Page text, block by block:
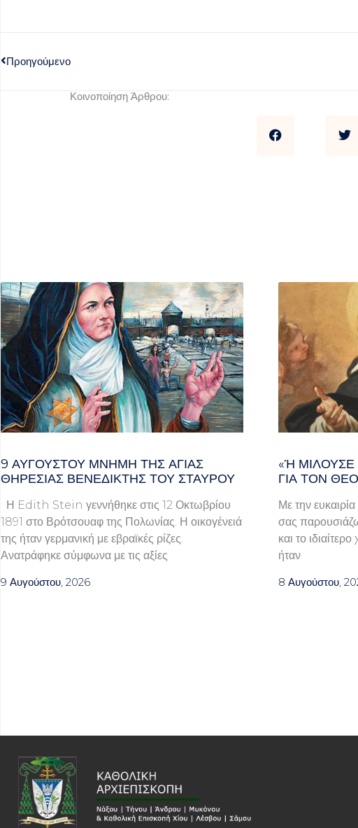
Προηγούμενο
Κοινοποίηση Άρθρου:
9 ΑΥΓΟΥΣΤΟΥ ΜΝΗΜΗ ΤΗΣ ΑΓΙΑΣ
ΘΗΡΕΣΙΑΣ ΒΕΝΕΔΙΚΤΗΣ ΤΟΥ ΣΤΑΥΡΟΥ
Η Edith Stein γεννήθηκε στις 12 Οκτωβρίου
1891 στο Βρότσουαφ της Πολωνίας. Η οικογένειά
της ήταν γερμανική με εβραϊκές ρίζες.
Ανατράφηκε σύμφωνα με τις αξίες
9 Αυγούστου, 2026
«Ή ΜΙΛΟΎΣΕ
Α ΤΟΝ
Με την
σας
και το
ήταν
8 Αυγούστου,